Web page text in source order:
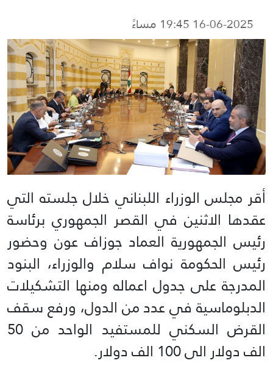
16-06-2025 19:45 مساءً
أقر مجلس الوزراء اللبناني خلال جلسته التي
عقدها الاثنين في القصر الجمهوري برئاسة
رئيس الجمهورية العماد جوزاف عون وحضور
رئيس الحكومة نواف سلام والوزراء، البنود
المدرجة على جدول اعماله ومنها التشكيلات
الدبلوماسية في عدد من الدول، ورفع سقف
القرض السكني للمستفيد الواحد من 50
الف دولار الى 100 الف دولار.